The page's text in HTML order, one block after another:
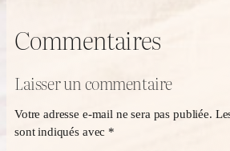
Commentaires
Laisser un commentaire
Votre adresse e-mail ne sera pas publiée.
sont indiqués avec *